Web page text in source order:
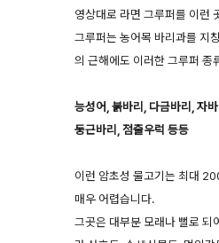
영상대로 라면 그루퍼를 이런
그루퍼는 농어목 바리과를 지
의 근해에도 이러한 그루퍼 종
능성어, 붉바리, 다금바리, 자
둥근바리, 점줄우럭 등등
이런 암초성 물고기는 최대
매우 어렵습니다.
그곳은 대부분 모래나 뻘로 되